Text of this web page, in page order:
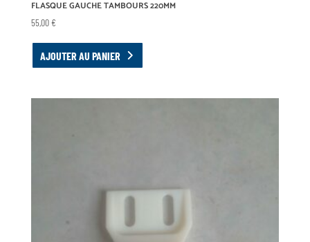
FLASQUE GAUCHE TAMBOURS 220MM
55,00€
AJOUTER AU PANIER